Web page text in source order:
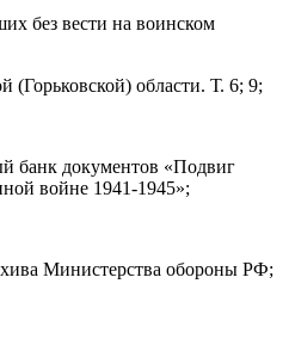
без вести на воинском
(Горьковской) области. Т. 6; 9;
банк документов «Подвиг
войне 1941-1945»;
Министерства обороны РФ;